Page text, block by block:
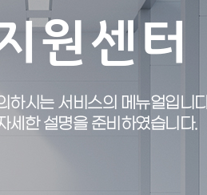
원센터
하시는 서비스의 메뉴얼입니
세한 설명을 준비하였습니다.